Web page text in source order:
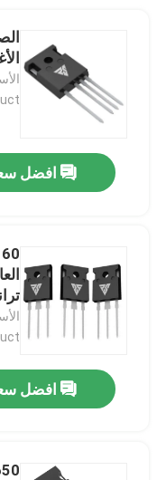
افضل
افضل